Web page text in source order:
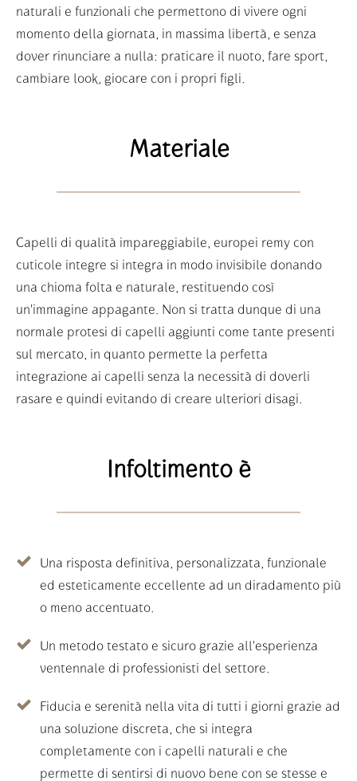
naturali e funzionali che permettono di vivere ogni
momento della giornata, in massima libertà, e senza
dover rinunciare a nulla: praticare il nuoto, fare sport,
cambiare look, giocare con i propri figli.
Materiale
Capelli di qualità impareggiabile, europei remy con
cuticole integre si integra in modo invisibile donando
una chioma folta e naturale, restituendo così
un'immagine appagante. Non si tratta dunque di una
normale protesi di capelli aggiunti come tante presenti
sul mercato, in quanto permette la perfetta
integrazione ai capelli senza la necessità di doverli
rasare e quindi evitando di creare ulteriori disagi.
Infoltimento è
Una risposta definitiva, personalizzata, funzionale
ed esteticamente eccellente ad un diradamento più
o meno accentuato.
Un metodo testato e sicuro grazie all'esperienza
ventennale di professionisti del settore.
Fiducia e serenità nella vita di tutti i giorni grazie ad
una soluzione discreta, che si integra
completamente con i capelli naturali e che
permette di sentirsi di nuovo bene con se stesse e